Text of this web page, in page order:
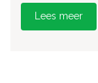
Lees meer